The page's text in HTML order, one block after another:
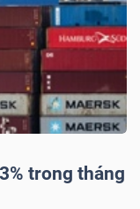
trong tháng